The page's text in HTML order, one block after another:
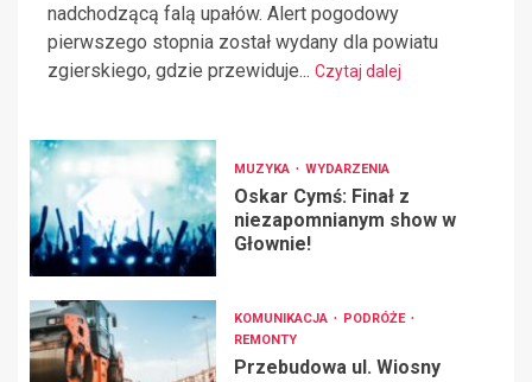
nadchodzącą falą upałów. Alert pogodowy
pierwszego stopnia został wydany dla powiatu
zgierskiego, gdzie przewiduje... Czytaj dalej
MUZYKA WYDARZENIA
Oskar Cymś: Finał z
niezapomnianym show w
Głownie!
KOMUNIKACJA
PODRÓŻE
REMONTY
Przebudowa ul. Wiosny